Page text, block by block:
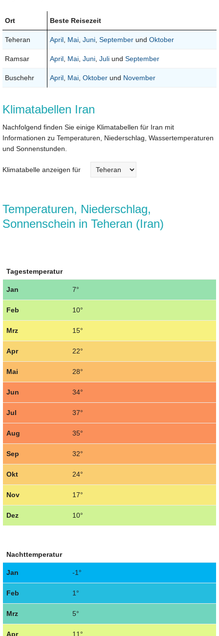
Ort Beste Reisezeit
Teheran April, Mai, Juni, September und Oktober
Ramsar April, Mai, Juni, Juli und September
Buschehr April, Mai, Oktober und November
Klimatabellen Iran
Nachfolgend finden Sie einige Klimatabellen für Iran mit
Informationen zu Temperaturen, Niederschlag, Wassertemperaturen
und Sonnenstunden.
Klimatabelle anzeigen für
Temperaturen, Niederschlag,
Sonnenschein in Teheran (Iran)
Tagestemperatur
Jan 7°
Feb 10°
Mrz 15°
Apr 22°
Mai 28°
Jun 34°
Jul 37°
Aug 35°
Sep 32°
Okt 24°
Nov 17°
Dez 10°
Nachttemperatur
Jan -1°
Feb 1°
Mrz 5°
Apr 11°